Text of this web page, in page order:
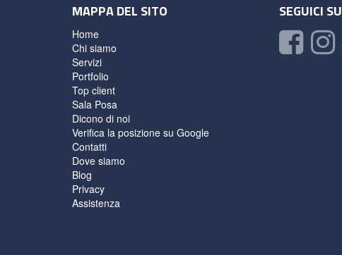
MAPPA DEL SITO
Home
Chi siamo
Servizi
Portfolio
Top client
Sala Posa
Dicono di noi
Verifica la posizione su Google
Contatti
Dove siamo
Blog
Privacy
Assistenza
SEGUICI SU